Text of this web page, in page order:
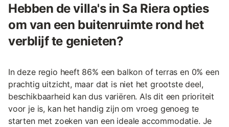
Hebben de villa's in Sa Riera opties
om van een buitenruimte rond het
verblijf te genieten?
In deze regio heeft 86% een balkon of terras en 0% een
prachtig uitzicht, maar dat is niet het grootste deel,
beschikbaarheid kan dus variëren. Als dit een prioriteit
voor je is, kan het handig zijn om vroeg genoeg te
starten met zoeken van een ideale accommodatie. Je